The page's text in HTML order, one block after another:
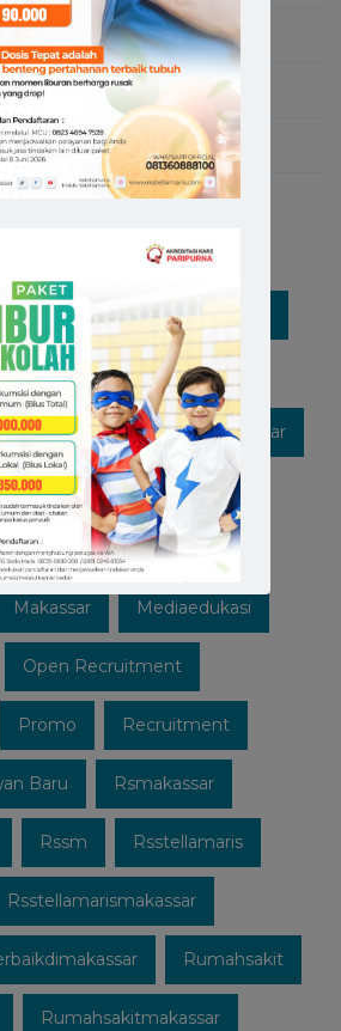
Berita RS Stella Maris
Healthpedia
Hospitalinmakassar
Informasi Instagram
Covid-19 Likeforfollow
Makassar Mediaedukasi
Open Recruitment
Promo Recruitment
Baru Rsmakassar
Rssm Rsstellamaris
Rsstellamarismakassar
Rumahsakit
Rumahsakitmakassar